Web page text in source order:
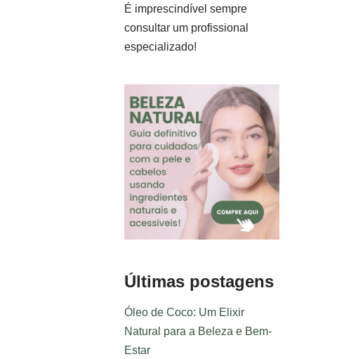
É imprescindível sempre
consultar um profissional
especializado!
Últimas postagens
Óleo de Coco: Um Elixir
Natural para a Beleza e Bem-
Estar